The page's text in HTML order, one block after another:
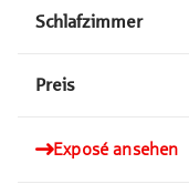
Schlafzimmer
Preis
Exposé ansehen